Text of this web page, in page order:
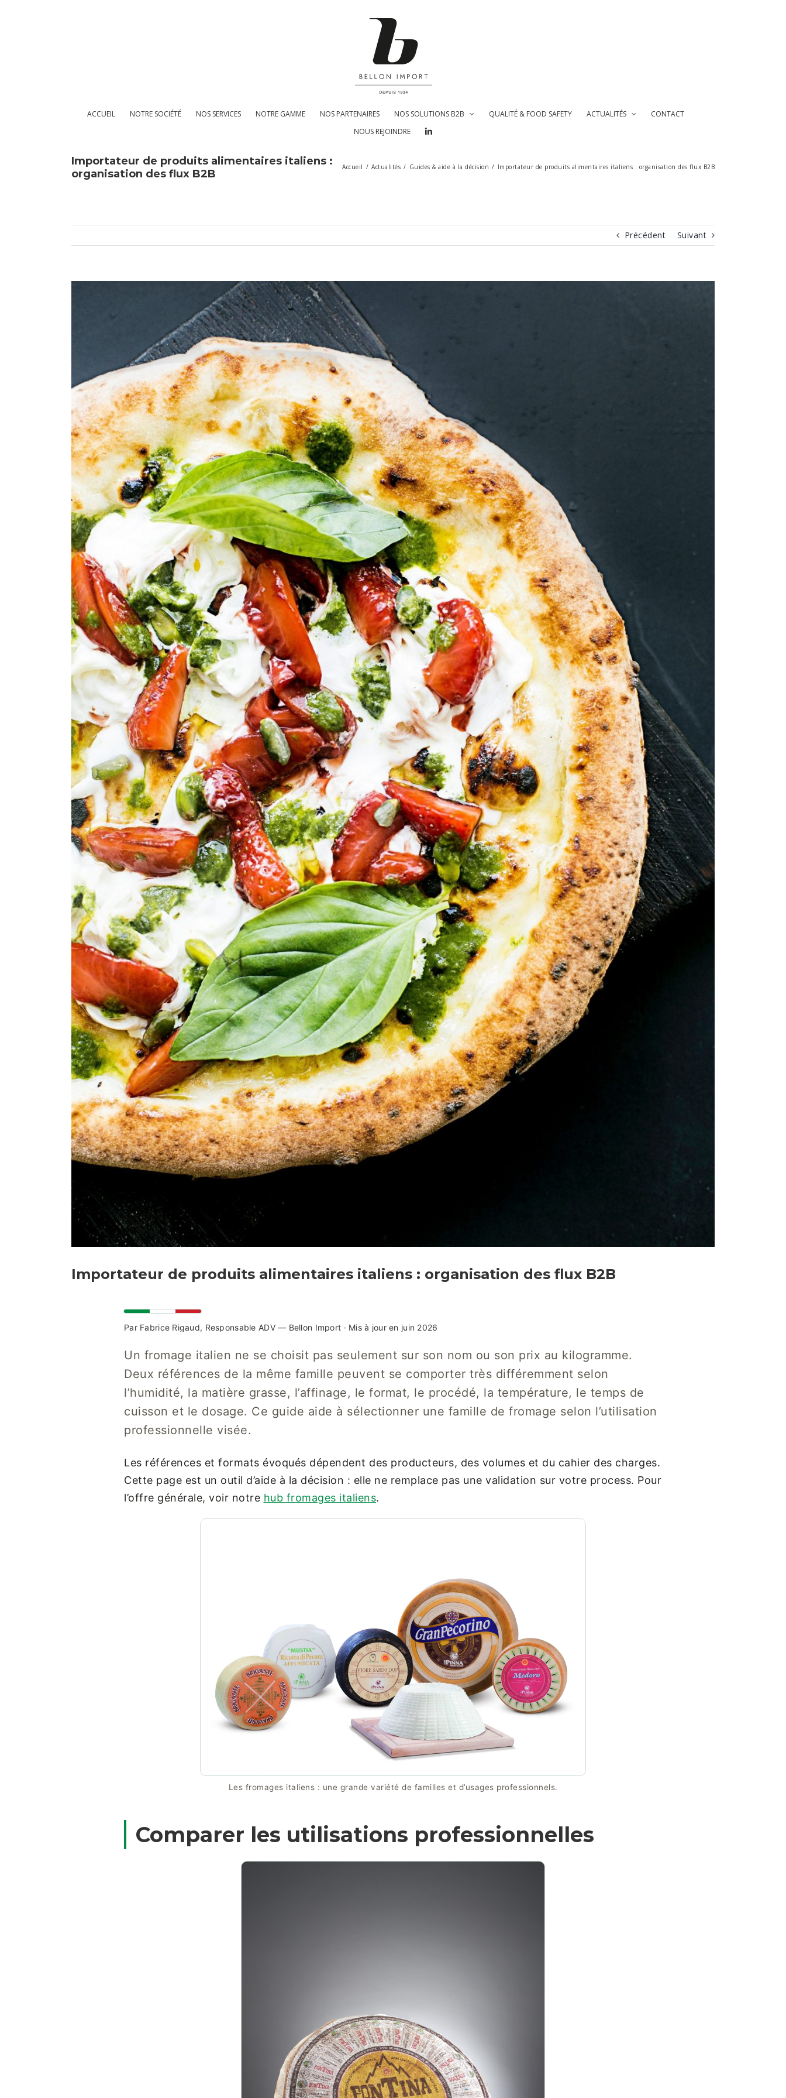
ACCUEIL NOTRE SOCIÉTÉ NOS SERVICES NOTRE GAMME NOS PARTENAIRES NOS SOLUTIONS B2B QUALITÉ & FOOD SAFETY ACTUALITÉS
CONTACT
NOUS REJOINDRE
Importateur de produits alimentaires italiens :
organisation des flux B2B
Accueil / Actualités / Guides & aide à la décision / Importateur de produits alimentaires italiens : organisation des flux B2B
Précédent Suivant
Importateur de produits alimentaires italiens : organisation des flux B2B
Par Fabrice Rigaud, Responsable ADV — Bellon Import · Mis à jour en juin 2026
Un fromage italien ne se choisit pas seulement sur son nom ou son prix au kilogramme.
Deux références de la même famille peuvent se comporter très différemment selon
l’humidité, la matière grasse, l’affinage, le format, le procédé, la température, le temps de
cuisson et le dosage. Ce guide aide à sélectionner une famille de fromage selon l’utilisation
professionnelle visée.
Les références et formats évoqués dépendent des producteurs, des volumes et du cahier des charges.
Cette page est un outil d’aide à la décision : elle ne remplace pas une validation sur votre process. Pour
l’offre générale, voir notre hub fromages italiens.
Les fromages italiens : une grande variété de familles et d’usages professionnels.
Comparer les utilisations professionnelles